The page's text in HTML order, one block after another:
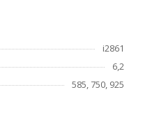
i2861
6,2
585, 750, 925